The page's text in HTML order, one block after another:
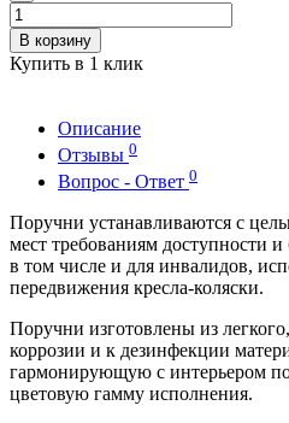
В корзину
Купить в 1 клик
Описание
Отзывы 0
Вопрос - Ответ 0
Поручни устанавливаются с
мест требованиям доступности
в том числе и для инвалидов,
передвижения кресла-коляски.
Поручни изготовлены из
коррозии и к дезинфекции
гармонирующую с интерьером
цветовую гамму исполнения.